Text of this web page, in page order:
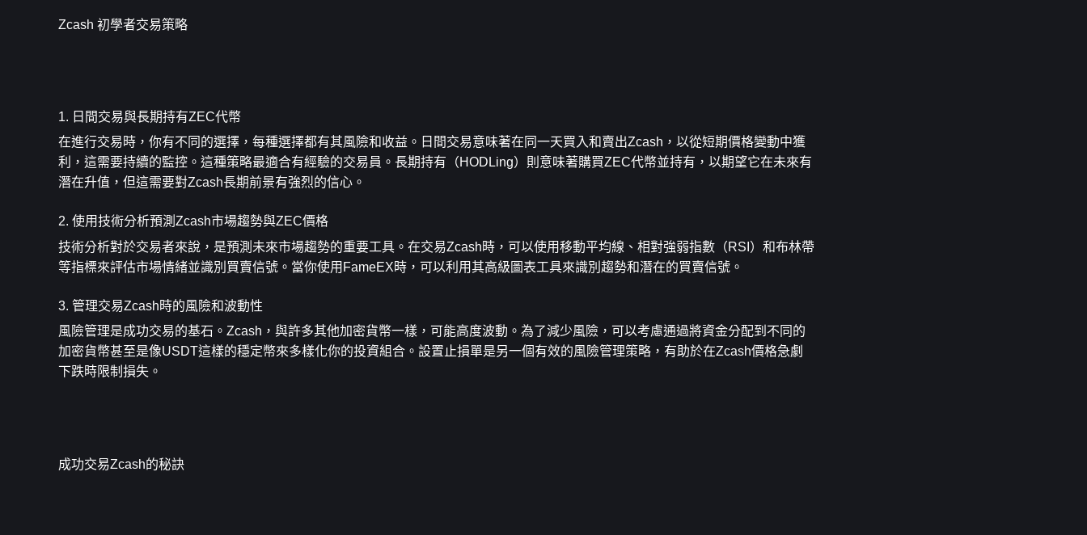
Zcash 初學者交易策略
1. 日間交易與長期持有ZEC代幣
在進行交易時，你有不同的選擇，每種選擇都有其風險和收益。日間交易意味著在同一天買入和賣出Zcash，以從短期價格變動中獲
利，這需要持續的監控。這種策略最適合有經驗的交易員。長期持有（HODLing）則意味著購買ZEC代幣並持有，以期望它在未來有
潛在升值，但這需要對Zcash長期前景有強烈的信心。
2. 使用技術分析預測Zcash市場趨勢與ZEC價格
技術分析對於交易者來說，是預測未來市場趨勢的重要工具。在交易Zcash時，可以使用移動平均線、相對強弱指數（RSI）和布林帶
等指標來評估市場情緒並識別買賣信號。當你使用FameEX時，可以利用其高級圖表工具來識別趨勢和潛在的買賣信號。
3. 管理交易Zcash時的風險和波動性
風險管理是成功交易的基石。Zcash，與許多其他加密貨幣一樣，可能高度波動。為了減少風險，可以考慮通過將資金分配到不同的
加密貨幣甚至是像USDT這樣的穩定幣來多樣化你的投資組合。設置止損單是另一個有效的風險管理策略，有助於在Zcash價格急劇
下跌時限制損失。
成功交易Zcash的秘訣